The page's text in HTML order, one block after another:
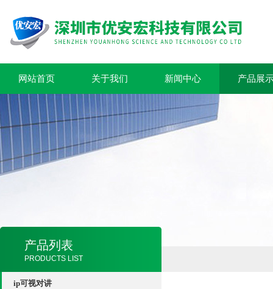
网站首页 关于我们 新闻中心 产品展
产品列表
PRODUCTS LIST
ip可视对讲